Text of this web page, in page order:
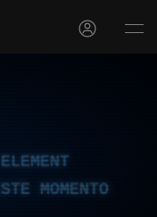
MOMENTO